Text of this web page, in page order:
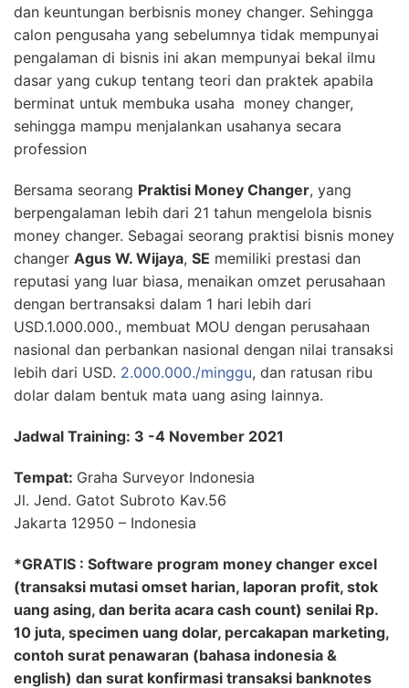
dan keuntungan berbisnis money changer. Sehingga
calon pengusaha yang sebelumnya tidak mempunyai
pengalaman di bisnis ini akan mempunyai bekal ilmu
dasar yang cukup tentang teori dan praktek apabila
berminat untuk membuka usaha money changer,
sehingga mampu menjalankan usahanya secara
profession
Bersama seorang Praktisi Money Changer, yang
berpengalaman lebih dari 21 tahun mengelola bisnis
money changer. Sebagai seorang praktisi bisnis money
changer Agus W. Wijaya, SE memiliki prestasi dan
reputasi yang luar biasa, menaikan omzet perusahaan
dengan bertransaksi dalam 1 hari lebih dari
USD.1.000.000., membuat MOU dengan perusahaan
nasional dan perbankan nasional dengan nilai transaksi
lebih dari USD. 2.000.000./minggu, dan ratusan ribu
dolar dalam bentuk mata uang asing lainnya.
Jadwal Training: 3 -4 November 2021
Tempat: Graha Surveyor Indonesia
Jl. Jend. Gatot Subroto Kav.56
Jakarta 12950 – Indonesia
*GRATIS : Software program money changer excel
(transaksi mutasi omset harian, laporan profit, stok
uang asing, dan berita acara cash count) senilai Rp.
10 juta, specimen uang dolar, percakapan marketing,
contoh surat penawaran (bahasa indonesia &
english) dan surat konfirmasi transaksi banknotes